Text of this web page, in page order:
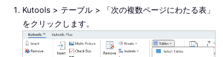
Kutools > テーブル > 「次の複数ページにわたる表」
をクリックします。